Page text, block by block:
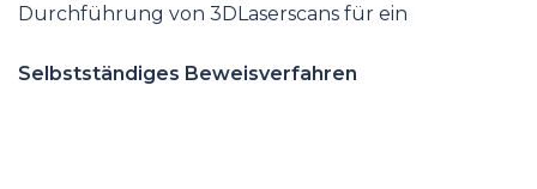
Durchführung von 3DLaserscans für ein
Selbstständiges Beweisverfahren